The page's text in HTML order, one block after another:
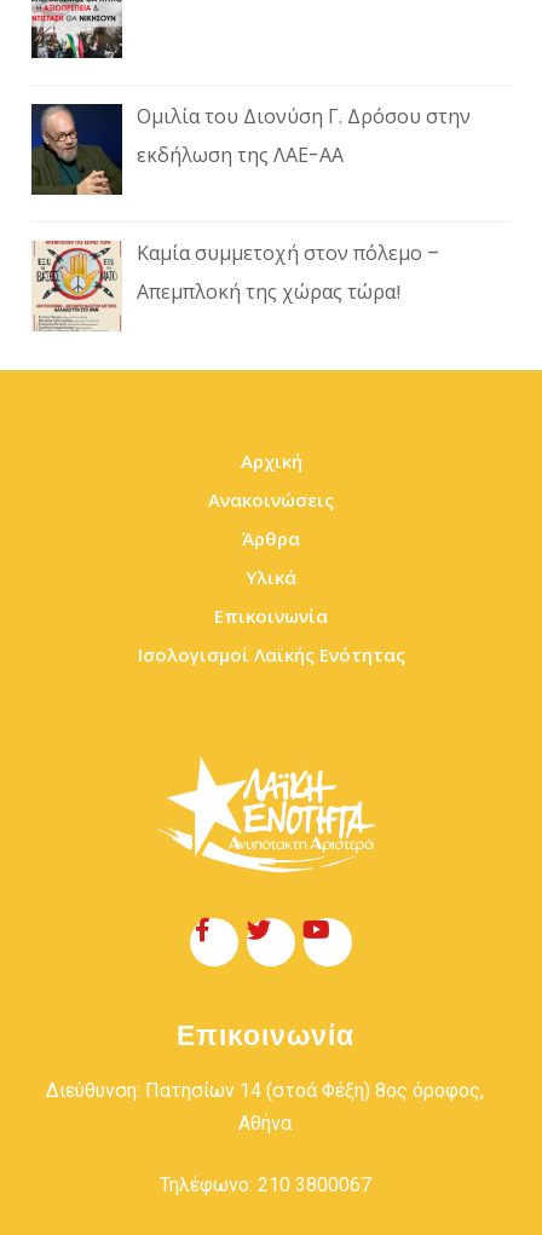
Ομιλία του Διονύση Γ. Δρόσου στην
εκδήλωση της ΛΑΕ-ΑΑ
Καμία συμμετοχή στον πόλεμο –
Απεμπλοκή της χώρας τώρα!
Αρχική
Ανακοινώσεις
Άρθρα
Υλικά
Επικοινωνία
Ισολογισμοί Λαϊκής Ενότητας
Επικοινωνία
Διεύθυνση: Πατησίων 14 (στοά Φέξη) 8ος όροφος,
Αθήνα
Τηλέφωνο: 210 3800067